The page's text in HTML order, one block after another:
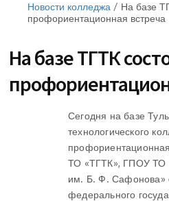
Новости колледжа / На базе
профориентационная встреча
На базе ТГТК
Сегодня на базе
технологического
ТО «ТГТК», ГПОУ
им. Б. Ф. Сафонова»
федерального